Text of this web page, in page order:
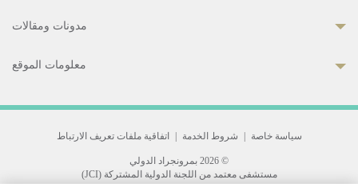
مدونات ومقالات
معلومات الموقع
سياسة خاصة شروط الخدمة اتفاقية ملفات تعريف الارتباط
© 2026 بمرونجراد الدولي
مستشفى معتمد من اللجنة الدولية المشتركة (JCI)